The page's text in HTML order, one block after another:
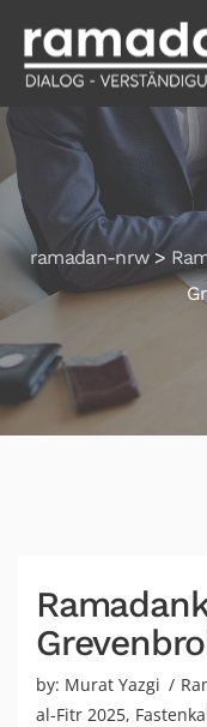
ramadan-nrw>
by: Murat Yazgi
al-Fitr 2025,